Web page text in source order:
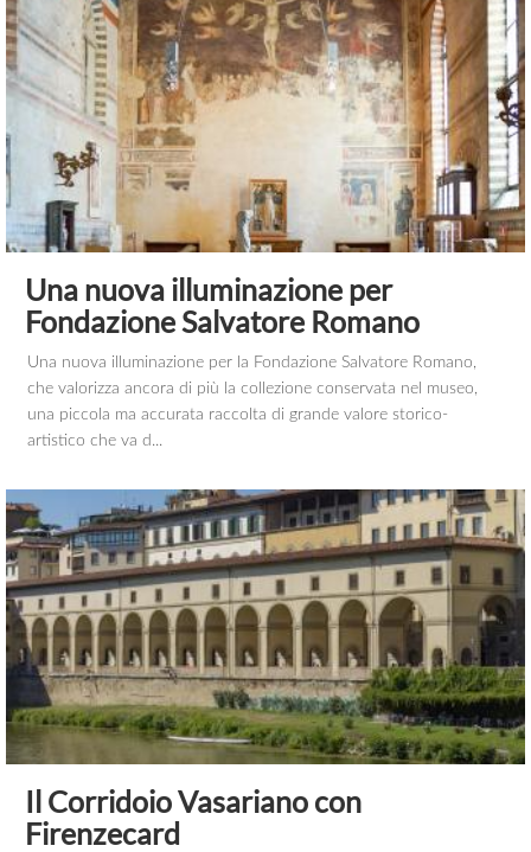
Una nuova illuminazione per
Fondazione Salvatore Romano
Una nuova illuminazione per la Fondazione Salvatore Romano,
che valorizza ancora di più la collezione conservata nel museo,
una piccola ma accurata raccolta di grande valore storico-
artistico che va d...
Il Corridoio Vasariano con
Firenzecard